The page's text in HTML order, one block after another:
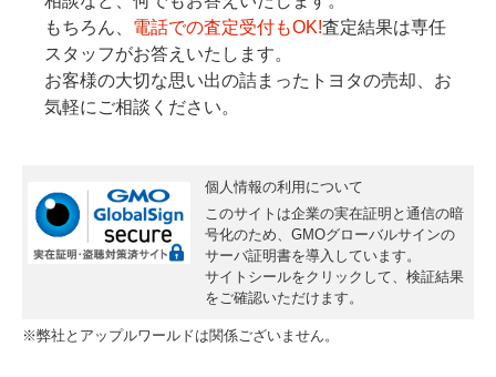
もちろん、 電話での査定受付もOK!査定結果は専任
スタッフがお答えいたします。
お客様の大切な思い出の詰まったトヨタの売却、お
気軽にご相談ください。
個人情報の利用について
このサイトは企業の実在証明と通信の暗
号化のため、GMOグローバルサインの
サーバ証明書を導入しています。
サイトシールをクリックして、検証結果
をご確認いただけます。
※弊社とアップルワールドは関係ございません。